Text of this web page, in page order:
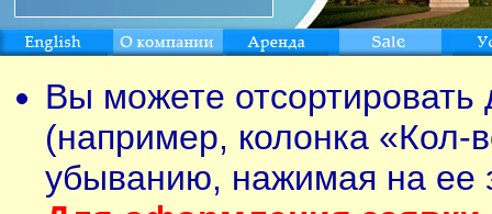
Вы можете
(например, колонка «Кол-
убыванию, нажимая на ее